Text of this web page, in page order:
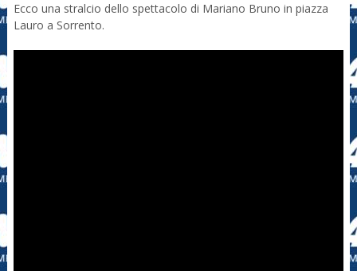
Ecco una stralcio dello spettacolo di Mariano Bruno in piazza
Lauro a Sorrento.